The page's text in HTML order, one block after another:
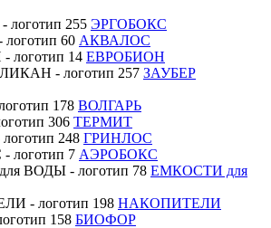
ЭРГОБОКС
АКВАЛОС
ЕВРОБИОН
ЗАУБЕР
ВОЛГАРЬ
ТЕРМИТ
ГРИНЛОС
АЭРОБОКС
ЕМКОСТИ для
НАКОПИТЕЛИ
БИОФОР